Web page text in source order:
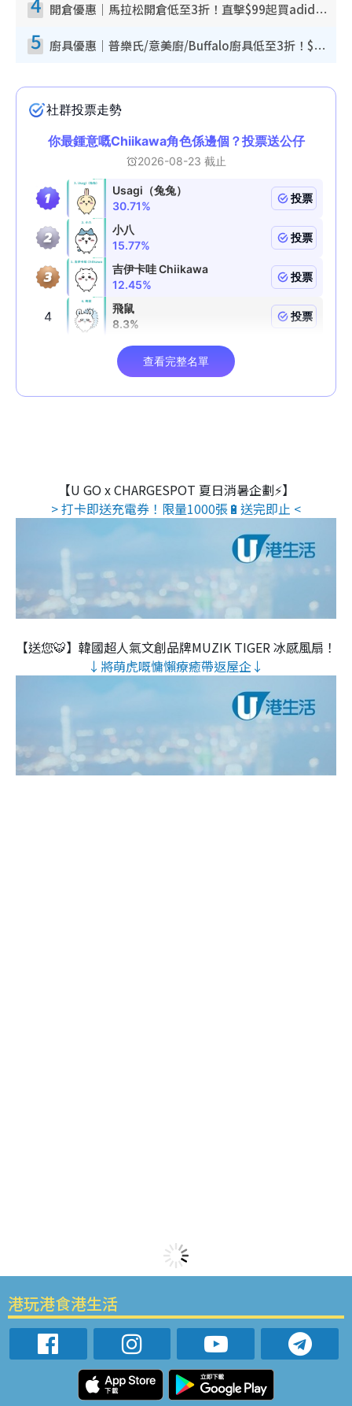
開倉優惠｜馬拉松開倉低至3折！直擊$99起買adidas／New Balance／Puma鞋款 STANLEY保溫杯劈價至$119起
5 廚具優惠｜普樂氏/意美廚/Buffalo廚具低至3折！$89起買煎鍋／炒鑊／個人鍋 同場小家電激減至$99起
【U GO x CHARGESPOT 夏日消暑企劃⚡】
> 打卡即送充電券！限量1000張🔋送完即止 <
【送您🐯】韓國超人氣文創品牌MUZIK TIGER 冰感風扇！
↓將萌虎嘅慵懶療癒帶返屋企↓
港玩港食港生活